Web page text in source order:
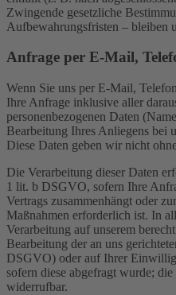
Zwingende gesetzliche
Aufbewahrungsfristen – bleiben
Anfrage per E-Mail,
Wenn Sie uns per E-Mail,
Ihre Anfrage inklusive aller
personenbezogenen Daten
Bearbeitung Ihres Anliegens bei
Diese Daten geben wir nicht
Die Verarbeitung dieser Daten
1 lit. b DSGVO, sofern Ihre
Vertrags zusammenhängt oder
Maßnahmen erforderlich ist. In
Verarbeitung auf unserem
Bearbeitung der an uns
DSGVO) oder auf Ihrer
sofern diese abgefragt wurde;
widerrufbar.